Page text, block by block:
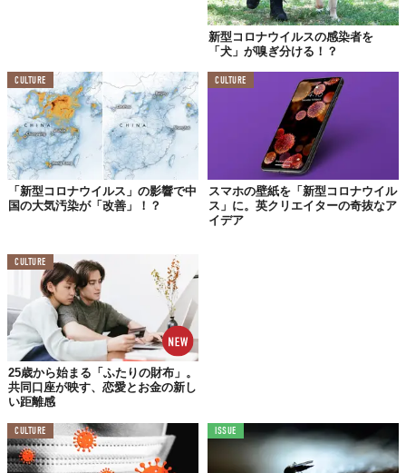
新型コロナウイルスの感染者を
「犬」が嗅ぎ分ける！？
CULTURE
「新型コロナウイルス」の影響で中
国の大気汚染が「改善」！？
CULTURE
スマホの壁紙を「新型コロナウイル
ス」に。英クリエイターの奇抜なア
イデア
CULTURE
25歳から始まる「ふたりの財布」。
共同口座が映す、恋愛とお金の新し
い距離感
CULTURE ISSUE